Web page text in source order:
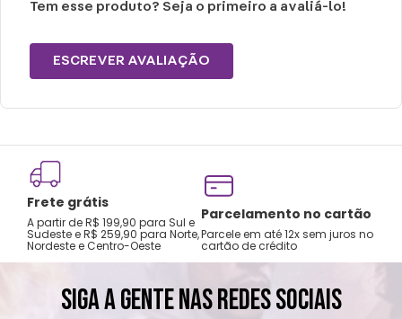
Tem esse produto? Seja o primeiro a avaliá-lo!
ESCREVER AVALIAÇÃO
Frete grátis
A partir de R$ 199,90 para Sul e
Sudeste e R$ 259,90 para Norte,
Nordeste e Centro-Oeste
Parcelamento no cartão
Parcele em até 12x sem juros no
cartão de crédito
SIGA A GENTE NAS REDES SOCIAIS